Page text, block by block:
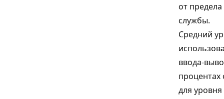
от
службы.
Средний
ввода-
процентах
для